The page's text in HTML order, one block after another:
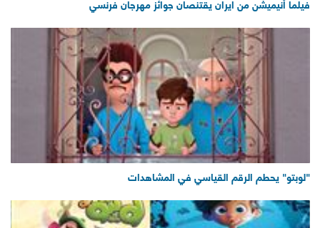
"لوبتو" يحطم الرقم القياسي في المشاهدات
فيلما أنيميشن من ايران يقتنصان جوائز مهرجان فرنسي